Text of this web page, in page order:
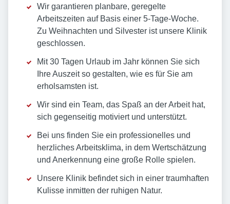
Wir garantieren planbare, geregelte
Arbeitszeiten auf Basis einer 5-Tage-Woche.
Zu Weihnachten und Silvester ist unsere Klinik
geschlossen.
Mit 30 Tagen Urlaub im Jahr können Sie sich
Ihre Auszeit so gestalten, wie es für Sie am
erholsamsten ist.
Wir sind ein Team, das Spaß an der Arbeit hat,
sich gegenseitig motiviert und unterstützt.
Bei uns finden Sie ein professionelles und
herzliches Arbeitsklima, in dem Wertschätzung
und Anerkennung eine große Rolle spielen.
Unsere Klinik befindet sich in einer traumhaften
Kulisse inmitten der ruhigen Natur.